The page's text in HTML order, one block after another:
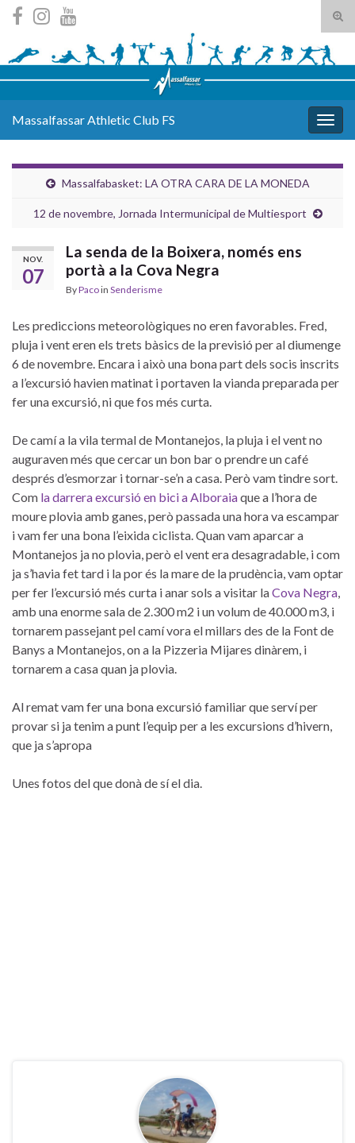
Search for:
Massalfassar Athletic Club FS
Massalfabasket: LA OTRA CARA DE LA MONEDA
12 de novembre, Jornada Intermunicipal de Multiesport
NOV.
07
La senda de la Boixera, només ens
portà a la Cova Negra
ByPacoin Senderisme
Les prediccions meteorològiques no eren favorables. Fred,
pluja i vent eren els trets bàsics de la previsió per al diumenge
6 de novembre. Encara i això una bona part dels socis inscrits
a l’excursió havien matinat i portaven la vianda preparada per
fer una excursió, ni que fos més curta.
De camí a la vila termal de Montanejos, la pluja i el vent no
auguraven més que cercar un bon bar o prendre un café
després d’esmorzar i tornar-se’n a casa. Però vam tindre sort.
Com la darrera excursió en bici a Alboraiaque a l’hora de
moure plovia amb ganes, però passada una hora va escampar
i vam fer una bona l’eixida ciclista. Quan vam aparcar a
Montanejos ja no plovia, però el vent era desagradable, i com
ja s’havia fet tard i la por és la mare de la prudència, vam optar
per fer l’excursió més curta i anar sols a visitar laCova Negra,
amb una enorme sala de 2.300 m2 i un volum de 40.000 m3, i
tornarem passejant pel camí vora el millars des de la Font de
Banys a Montanejos, on a la Pizzeria Mijares dinàrem, i
tornarem a casa quan ja plovia.
Al remat vam fer una bona excursió familiar que serví per
provar si ja tenim a punt l’equip per a les excursions d’hivern,
que ja s’apropa
Unes fotos del que donà de sí el dia.